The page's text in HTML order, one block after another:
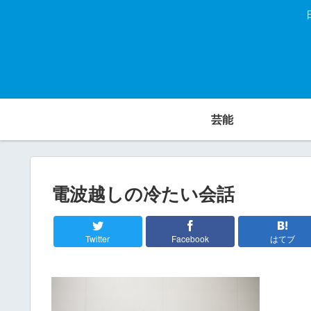
芸能
電波越しの冷たい会話
Twitter Facebook はてブ